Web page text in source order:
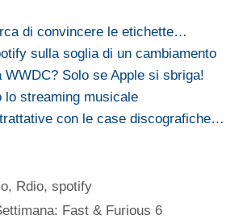
di convincere le etichette…
sulla soglia di un cambiamento
WWDC? Solo se Apple si sbriga!
lo streaming musicale
con le case discografiche…
, Rdio,spotify
Fast & Furious 6